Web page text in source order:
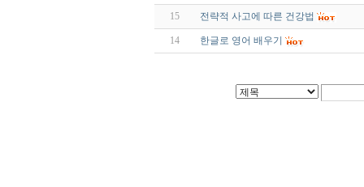
15 전략적 사고에 따른 건강법
14 한글로 영어 배우기